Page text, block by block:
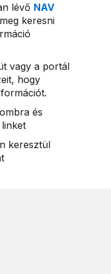
lévő NAV
keresni
vagy a portál
hogy
és
keresztül